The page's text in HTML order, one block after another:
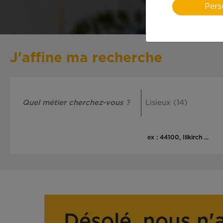
J'affine ma recherche
ex : 44100, Illkirch ...